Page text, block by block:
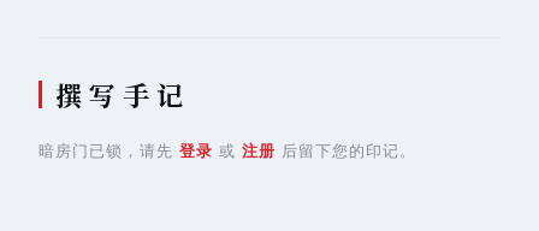
撰 写 手 记
暗房门已锁，请先 登录 或 注册 后留下您的印记。